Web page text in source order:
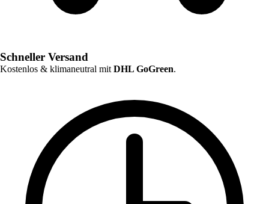
Schneller Versand
Kostenlos & klimaneutral mit DHL GoGreen.